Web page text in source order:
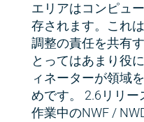
エリアはコンピュ
存されます。これ
調整の責任を共有
とってはあまり役
ィネーターが領域
めです。 2.6リリ
作業中のNWF /